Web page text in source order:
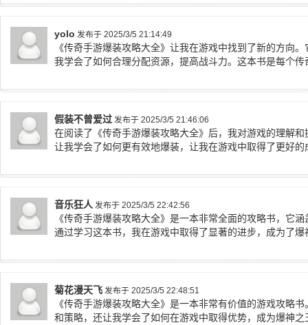
yolo 发布于 2025/3/5 21:14:49
《传奇手游爆装攻略大全》让我在游戏中找到了新的方向
我学会了如何合理分配资源，提高战斗力。这本书是每个
假装不曾爱过 发布于 2025/3/5 21:46:06
在阅读了《传奇手游爆装攻略大全》后，我对游戏的理解
让我学会了如何更有效地爆装，让我在游戏中取得了更好
音乐狂人 发布于 2025/3/5 22:42:56
《传奇手游爆装攻略大全》是一本非常全面的攻略书，它
通过学习这本书，我在游戏中取得了显著的进步，成为了
菊花漫天飞 发布于 2025/3/5 22:48:51
《传奇手游爆装攻略大全》是一本非常有价值的游戏攻略
和策略，还让我学会了如何在游戏中取得优势，成为爆神